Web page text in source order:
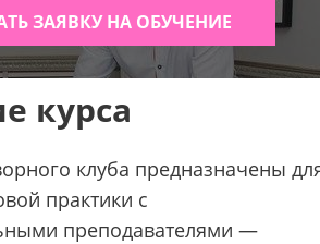
ЗАЯВКУ НА ОБУЧЕНИЕ
курса
клуба предназначены
практики с
преподавателями —